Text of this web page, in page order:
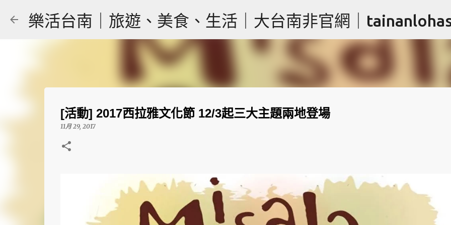
跳到主要內容
樂活台南｜旅遊、美食、生活｜大台南非官網｜
[活動] 2017西拉雅文化節 12/3起三大主題兩地登場
11月 29, 2017